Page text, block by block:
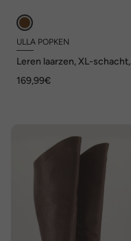
ULLA POPKEN
Leren laarzen, XL-schacht,
H
169,99€